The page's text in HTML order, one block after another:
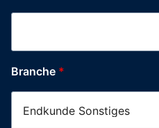
Branche *